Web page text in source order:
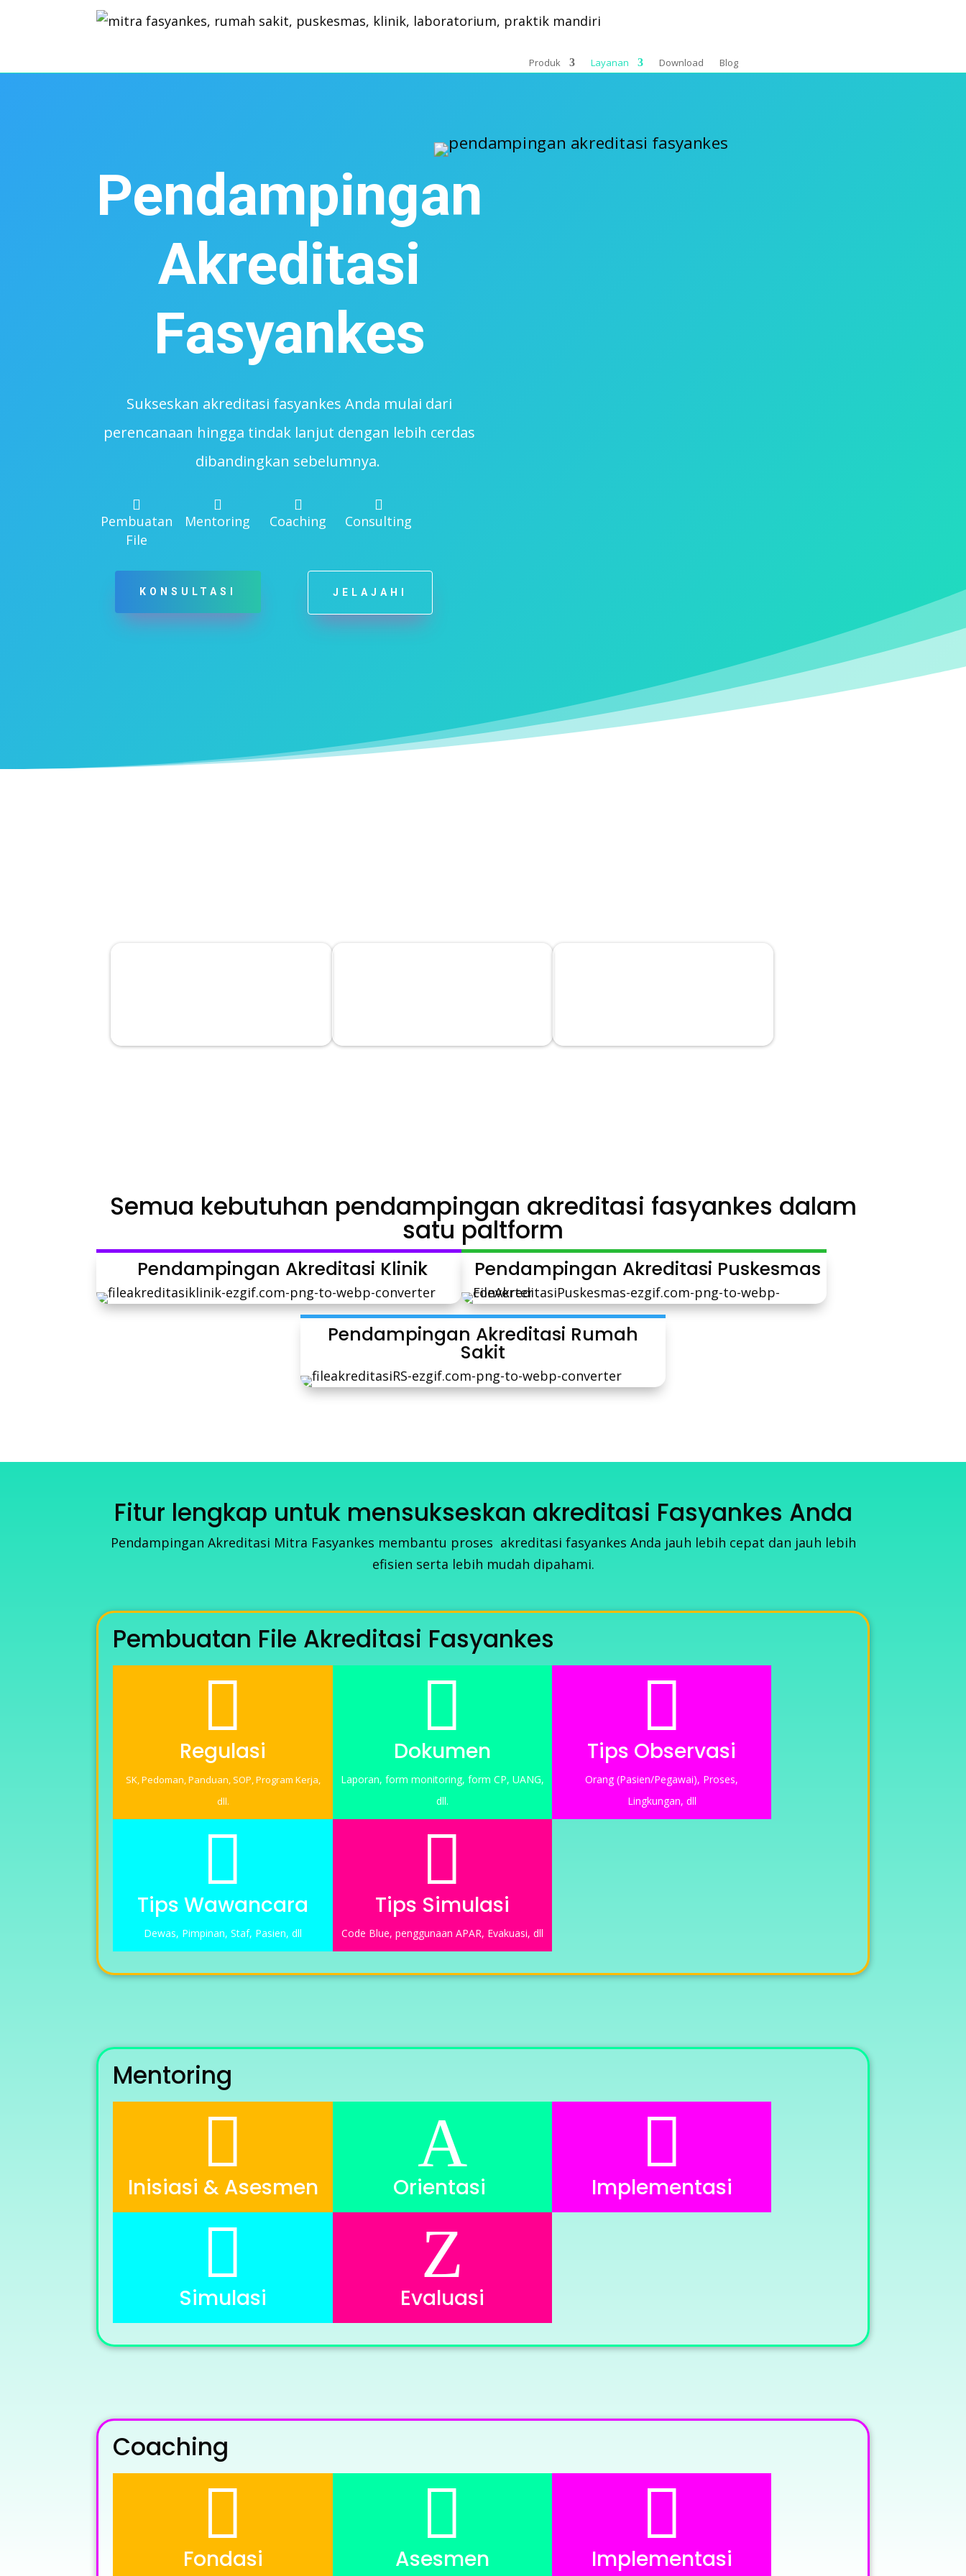
Produk Layanan Download Blog
Pendampingan
Akreditasi
Fasyankes
Sukseskan akreditasi fasyankes Anda mulai dari
perencanaan hingga tindak lanjut dengan lebih cerdas
dibandingkan sebelumnya.

Pembuatan
File

Mentoring

Coaching

Consulting
KONSULTASI JELAJAHI
Semua kebutuhan pendampingan akreditasi fasyankes dalam
satu paltform
Pendampingan Akreditasi Klinik Pendampingan Akreditasi Puskesmas
Pendampingan Akreditasi Rumah
Sakit
Fitur lengkap untuk mensukseskan akreditasi Fasyankes Anda
Pendampingan Akreditasi Mitra Fasyankes membantu proses akreditasi fasyankes Anda jauh lebih cepat dan jauh lebih
efisien serta lebih mudah dipahami.
Pembuatan File Akreditasi Fasyankes

Regulasi
SK, Pedoman, Panduan, SOP, Program Kerja,
dll.

Dokumen
Laporan, form monitoring, form CP, UANG,
dll.

Tips Observasi
Orang (Pasien/Pegawai), Proses,
Lingkungan, dll

Tips Wawancara
Dewas, Pimpinan, Staf, Pasien, dll

Tips Simulasi
Code Blue, penggunaan APAR, Evakuasi, dll
Mentoring

Inisiasi & Asesmen
A
Orientasi

Implementasi

Simulasi
Z
Evaluasi
Coaching

Fondasi

Asesmen

Implementasi